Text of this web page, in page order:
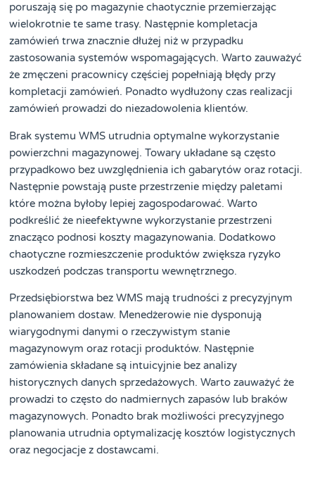
poruszają się po magazynie chaotycznie przemierzając
wielokrotnie te same trasy. Następnie kompletacja
zamówień trwa znacznie dłużej niż w przypadku
zastosowania systemów wspomagających. Warto zauważyć
że zmęczeni pracownicy częściej popełniają błędy przy
kompletacji zamówień. Ponadto wydłużony czas realizacji
zamówień prowadzi do niezadowolenia klientów.
Brak systemu WMS utrudnia optymalne wykorzystanie
powierzchni magazynowej. Towary układane są często
przypadkowo bez uwzględnienia ich gabarytów oraz rotacji.
Następnie powstają puste przestrzenie między paletami
które można byłoby lepiej zagospodarować. Warto
podkreślić że nieefektywne wykorzystanie przestrzeni
znacząco podnosi koszty magazynowania. Dodatkowo
chaotyczne rozmieszczenie produktów zwiększa ryzyko
uszkodzeń podczas transportu wewnętrznego.
Przedsiębiorstwa bez WMS mają trudności z precyzyjnym
planowaniem dostaw. Menedżerowie nie dysponują
wiarygodnymi danymi o rzeczywistym stanie
magazynowym oraz rotacji produktów. Następnie
zamówienia składane są intuicyjnie bez analizy
historycznych danych sprzedażowych. Warto zauważyć że
prowadzi to często do nadmiernych zapasów lub braków
magazynowych. Ponadto brak możliwości precyzyjnego
planowania utrudnia optymalizację kosztów logistycznych
oraz negocjacje z dostawcami.